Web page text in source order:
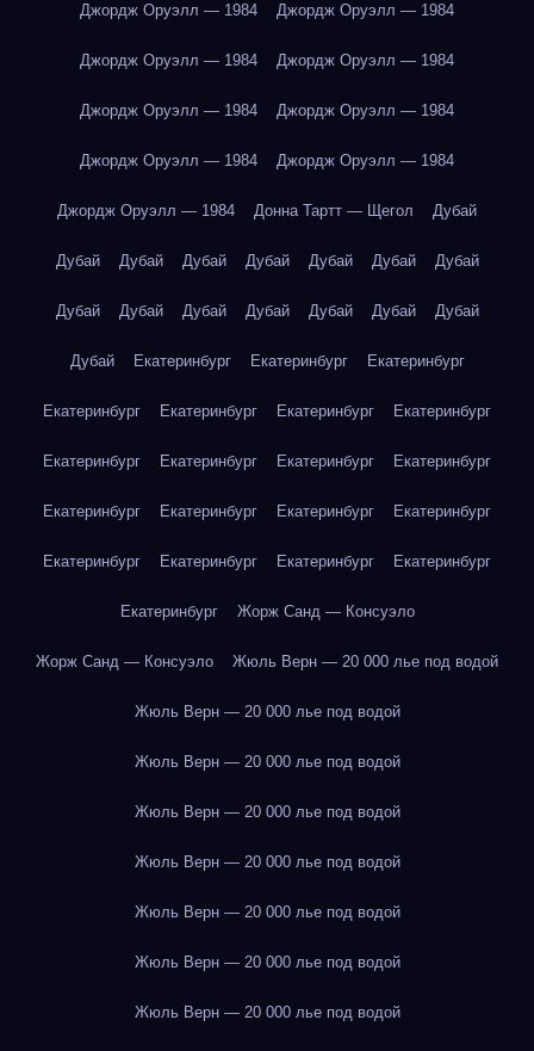
Джордж Оруэлл — 1984 Джордж Оруэлл — 1984
Джордж Оруэлл — 1984 Джордж Оруэлл — 1984
Джордж Оруэлл — 1984 Джордж Оруэлл — 1984
Джордж Оруэлл — 1984 Джордж Оруэлл — 1984
Джордж Оруэлл — 1984 Донна Тартт — Щегол Дубай
Дубай Дубай Дубай Дубай Дубай Дубай Дубай
Дубай Дубай Дубай Дубай Дубай Дубай Дубай
Дубай Екатеринбург Екатеринбург Екатеринбург
Екатеринбург Екатеринбург Екатеринбург Екатеринбург
Екатеринбург Екатеринбург Екатеринбург Екатеринбург
Екатеринбург Екатеринбург Екатеринбург Екатеринбург
Екатеринбург Екатеринбург Екатеринбург Екатеринбург
Екатеринбург Жорж Санд — Консуэло
Жорж Санд — Консуэло Жюль Верн — 20 000 лье под водой
Жюль Верн — 20 000 лье под водой
Жюль Верн — 20 000 лье под водой
Жюль Верн — 20 000 лье под водой
Жюль Верн — 20 000 лье под водой
Жюль Верн — 20 000 лье под водой
Жюль Верн — 20 000 лье под водой
Жюль Верн — 20 000 лье под водой